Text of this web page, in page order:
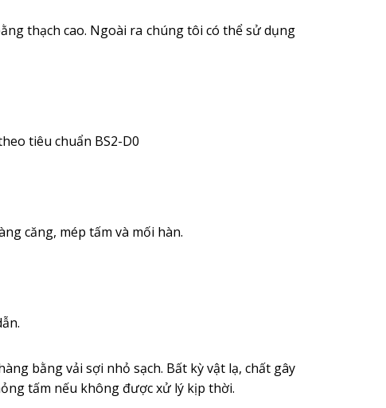
thạch cao. Ngoài ra chúng tôi có thể sử dụng
tiêu chuẩn BS2-D0
căng, mép tấm và mối hàn.
bằng vải sợi nhỏ sạch. Bất kỳ vật lạ, chất gây
tấm nếu không được xử lý kịp thời.